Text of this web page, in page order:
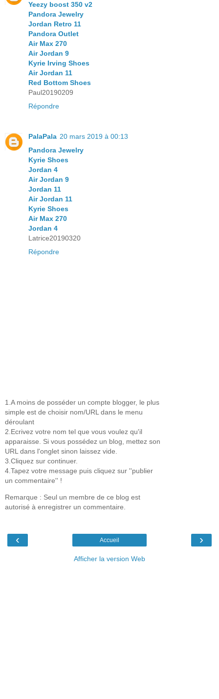
Yeezy boost 350 v2
Pandora Jewelry
Jordan Retro 11
Pandora Outlet
Air Max 270
Air Jordan 9
Kyrie Irving Shoes
Air Jordan 11
Red Bottom Shoes
Paul20190209
Répondre
PalaPala 20 mars 2019 à 00:13
Pandora Jewelry
Kyrie Shoes
Jordan 4
Air Jordan 9
Jordan 11
Air Jordan 11
Kyrie Shoes
Air Max 270
Jordan 4
Latrice20190320
Répondre
1.A moins de posséder un compte blogger, le plus
simple est de choisir nom/URL dans le menu
déroulant
2.Ecrivez votre nom tel que vous voulez qu'il
apparaisse. Si vous possédez un blog, mettez son
URL dans l'onglet sinon laissez vide.
3.Cliquez sur continuer.
4.Tapez votre message puis cliquez sur ''publier
un commentaire'' !
Remarque : Seul un membre de ce blog est
autorisé à enregistrer un commentaire.
‹ ›
Accueil
Afficher la version Web